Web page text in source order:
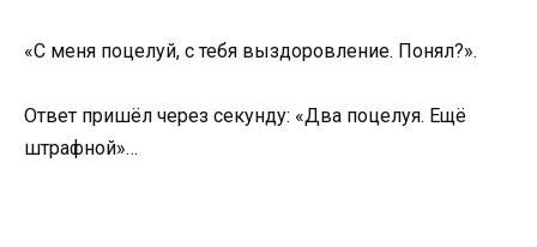
«С меня поцелуй, с тебя выздоровление. Понял?».
Ответ пришёл через секунду: «Два поцелуя. Ещё
штрафной»…